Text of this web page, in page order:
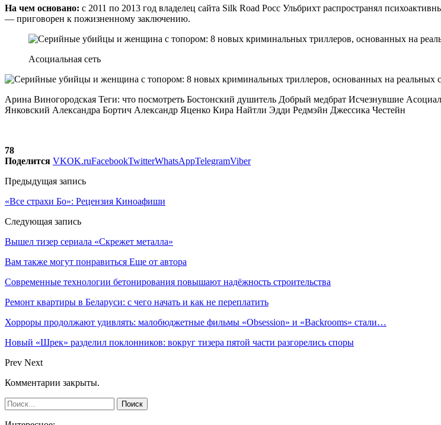
На чем основано: с 2011 по 2013 год владелец сайта Silk Road Росс Ульбрихт распространял
— приговорен к пожизненному заключению.
Асоциальная сеть
Арина Виногородская Теги: что посмотреть Бостонский душитель Добрый медбрат Исчезнувшие
Янковский Александра Бортич Александр Яценко Кира Найтли Эдди Редмэйн Джессика Честейн
78
Поделится VKOK.ruFacebookTwitterWhatsAppTelegramViber
Предыдущая запись
«Все страхи Бо»: Рецензия Киноафиши
Следующая запись
Вышел тизер сериала «Скрежет металла»
Вам также могут понравиться Еще от автора
Современные технологии бетонирования повышают надёжность строительства
Ремонт квартиры в Беларуси: с чего начать и как не переплатить
Хорроры продолжают удивлять: малобюджетные фильмы «Obsession» и «Backrooms» стали…
Новый «Шрек» разделил поклонников: вокруг тизера пятой части разгорелись споры
Prev Next
Комментарии закрыты.